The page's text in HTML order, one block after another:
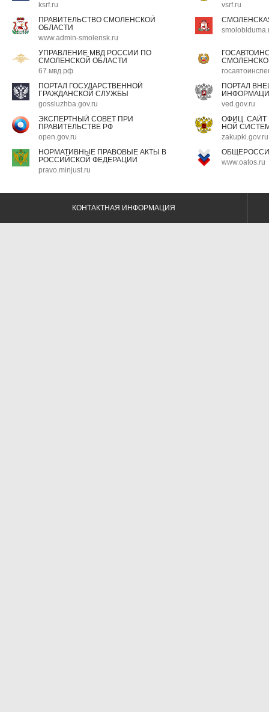
ksrf.ru
vsrf.ru
ПРАВИТЕЛЬСТВО СМОЛЕНСКОЙ
ОБЛАСТИ
www.admin-smolensk.ru
УПРАВЛЕНИЕ МВД РОССИИ ПО
СМОЛЕНСКОЙ ОБЛАСТИ
67.мвд.рф
ПОРТАЛ ГОСУДАРСТВЕННОЙ
ГРАЖДАНСКОЙ СЛУЖБЫ
gossluzhba.gov.ru
ПОРТАЛ
ved.gov.ru
ЭКСПЕРТНЫЙ СОВЕТ ПРИ
ПРАВИТЕЛЬСТВЕ РФ
open.gov.ru
ОФИЦ.
НОЙ
zakupki.gov.ru
НОРМАТИВНЫЕ ПРАВОВЫЕ АКТЫ В
РОССИЙСКОЙ ФЕДЕРАЦИИ
pravo.minjust.ru
www.oatos.ru
КОНТАКТНАЯ ИНФОРМАЦИЯ